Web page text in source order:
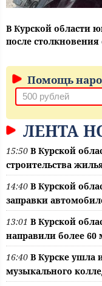
В Курской области
после
Помощь
ЛЕНТА
15:50 В Курской
строительства
14:40 В Курской
заправки
13:01 В Курской
направили более 60
16:40 В Курске ушла
музыкального